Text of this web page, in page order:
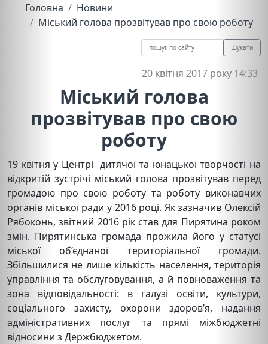
Головна
Новини
Міський голова прозвітував про свою роботу
Шукати
20 квітня 2017 року 14:33
Міський голова
прозвітував про свою
роботу
19 квітня у Центрі дитячої та юнацької творчості на
відкритій зустрічі міський голова прозвітував перед
громадою про свою роботу та роботу виконавчих
органів міської ради у 2016 році. Як зазначив Олексій
Рябоконь, звітний 2016 рік став для Пирятина роком
змін. Пирятинська громада прожила його у статусі
міської об’єднаної територіальної громади.
Збільшилися не лише кількість населення, територія
управління та обслуговування, а й повноваження та
зона відповідальності: в галузі освіти, культури,
соціального захисту, охорони здоров’я, надання
адміністративних послуг та прямі міжбюджетні
відносини з Держбюджетом.